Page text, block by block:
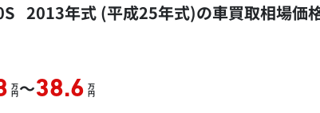
2013年式 (平成25年式)の車買取相場価
万
円～38.6 万
円